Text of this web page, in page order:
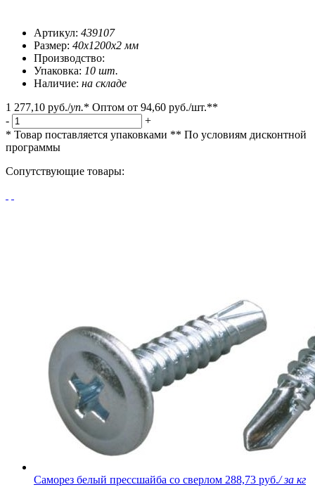
Артикул: 439107
Размер: 40x1200x2 мм
Производство:
Упаковка: 10 шт.
Наличие: на складе
1 277,10 руб./уп.* Оптом от 94,60 руб./шт.**
-
+
* Товар поставляется упаковками ** По условиям дисконтной
программы
Сопутствующие товары:
Саморез белый прессшайба со сверлом 288,73 руб./ за кг